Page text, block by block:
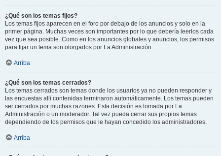
¿Qué son los temas fijos?
Los temas fijos aparecen en el foro por debajo de los anuncios y solo en la
primer página. Muchas veces son importantes por lo que debería leerlos cada
vez que sea posible. Como en los anuncios globales y anuncios, los permisos
para fijar un tema son otorgados por La Administración.
Arriba
¿Qué son los temas cerrados?
Los temas cerrados son temas donde los usuarios ya no pueden responder y
las encuestas allí contenidas terminaron automáticamente. Los temas pueden
ser cerrados por muchas razones. Esta decisión es tomada por La
Administración o un moderador. Tal vez pueda cerrar sus propios temas
dependiendo de los permisos que le hayan concedido los administradores.
Arriba